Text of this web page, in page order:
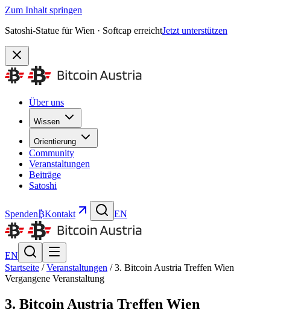
Zum Inhalt springen
Satoshi-Statue für Wien · Softcap erreichtJetzt unterstützen
Über uns
Wissen
Orientierung
Community
Veranstaltungen
Beiträge
Satoshi
Spenden₿Kontakt EN
EN
Startseite / Veranstaltungen / 3. Bitcoin Austria Treffen Wien
Vergangene Veranstaltung
3. Bitcoin Austria Treffen Wien